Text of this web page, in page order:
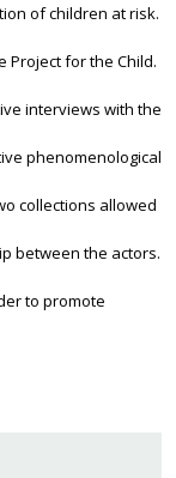
of children at risk.
for the Child.
interviews with the
phenomenological
collections allowed
between the actors.
to promote